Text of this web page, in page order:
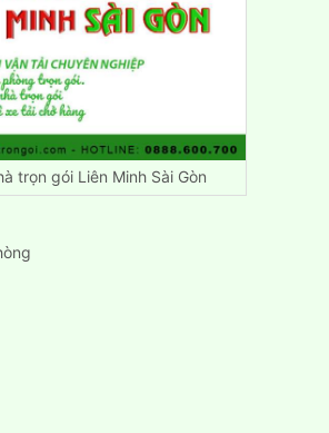
trọn gói Liên Minh Sài Gòn